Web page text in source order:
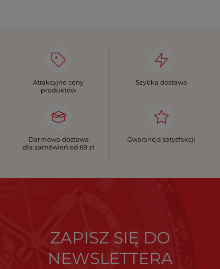
Atrakcyjne ceny
produktów
Szybka dostawa
Darmowa dostawa
dla zamówień od 69 zł
Gwarancja satysfakcji
ZAPISZ SIĘ DO
NEWSLETTERA